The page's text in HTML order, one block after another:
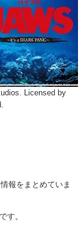
Licensed by
報をまとめていま
す。